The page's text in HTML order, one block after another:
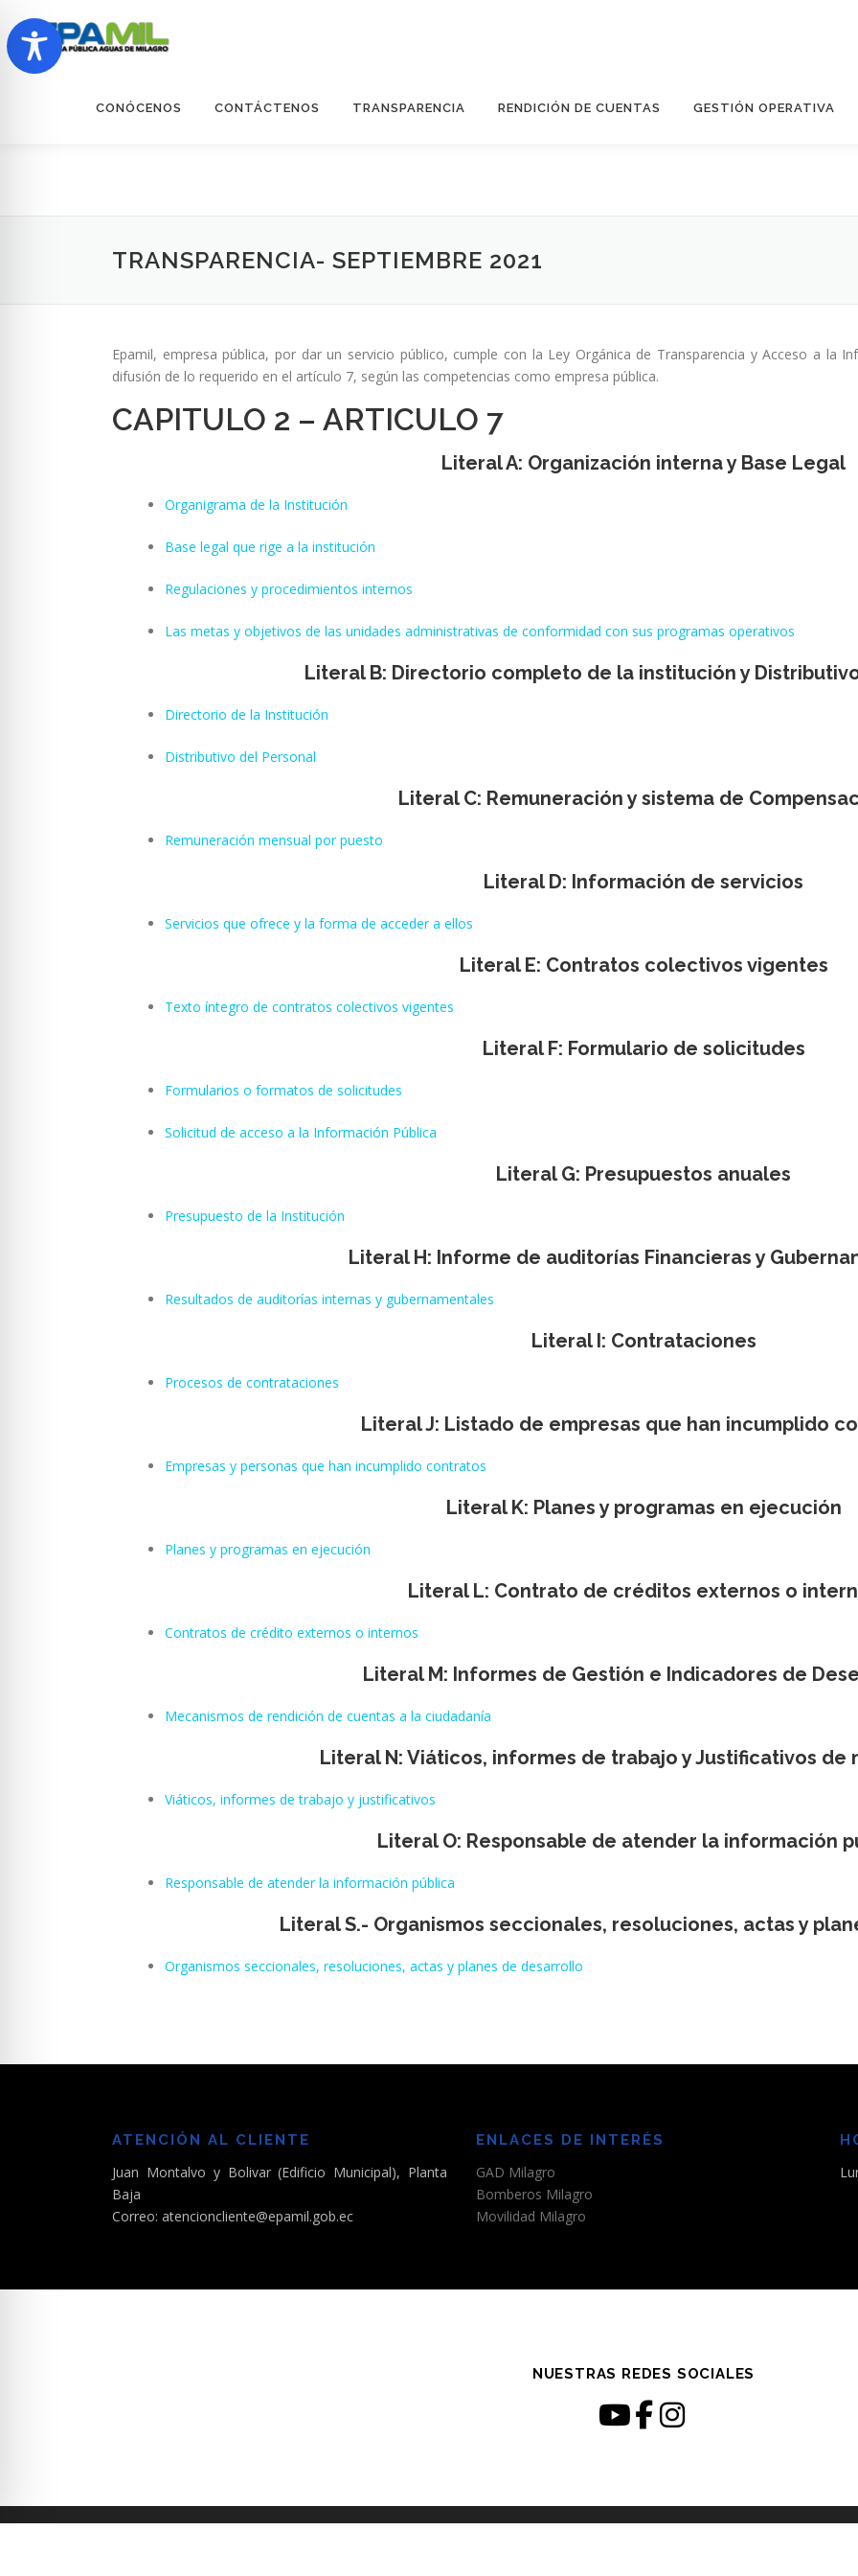
al
contenido
CONÓCENOS CONTÁCTENOS TRANSPARENCIA RENDICIÓN DE CUENTAS GESTIÓN OPERATIVA
TRANSPARENCIA- SEPTIEMBRE 2021
Epamil, empresa pública, por dar un servicio público, cumple con la Ley Orgánica de Transparencia y Acceso a la
difusión de lo requerido en el artículo 7, según las competencias como empresa pública.
CAPITULO 2 – ARTICULO 7
Literal A: Organización interna y Base Legal
Organigrama de la Institución
Base legal que rige a la institución
Regulaciones y procedimientos internos
Las metas y objetivos de las unidades administrativas de conformidad con sus programas operativos
Literal B: Directorio completo de la institución y
Directorio de la Institución
Distributivo del Personal
Literal C: Remuneración y sistema de
Remuneración mensual por puesto
Literal D: Información de servicios
Servicios que ofrece y la forma de acceder a ellos
Literal E: Contratos colectivos vigentes
Texto íntegro de contratos colectivos vigentes
Literal F: Formulario de solicitudes
Formularios o formatos de solicitudes
Solicitud de acceso a la Información Pública
Literal G: Presupuestos anuales
Presupuesto de la Institución
Literal H: Informe de auditorías Financieras y
Resultados de auditorías internas y gubernamentales
Literal I: Contrataciones
Procesos de contrataciones
Literal J: Listado de empresas que han incumplido
Empresas y personas que han incumplido contratos
Literal K: Planes y programas en ejecución
Planes y programas en ejecución
Literal L: Contrato de créditos externos o
Contratos de crédito externos o internos
Literal M: Informes de Gestión e Indicadores de
Mecanismos de rendición de cuentas a la ciudadanía
Literal N: Viáticos, informes de trabajo y Justificativos de
Viáticos, informes de trabajo y justificativos
Literal O: Responsable de atender la información
Responsable de atender la información pública
Literal S.- Organismos seccionales, resoluciones, actas y
Organismos seccionales, resoluciones, actas y planes de desarrollo
ATENCIÓN AL CLIENTE
Juan Montalvo y Bolivar (Edificio Municipal), Planta
Baja
Correo: atencioncliente@epamil.gob.ec
ENLACES DE INTERÉS
GAD Milagro
Bomberos Milagro
Movilidad Milagro
NUESTRAS REDES SOCIALES